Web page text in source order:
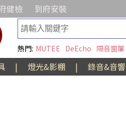
健檢 到府安裝
熱門: MUTEE DeEcho 隔音窗簾
| 燈光&影棚 | 錄音&音響